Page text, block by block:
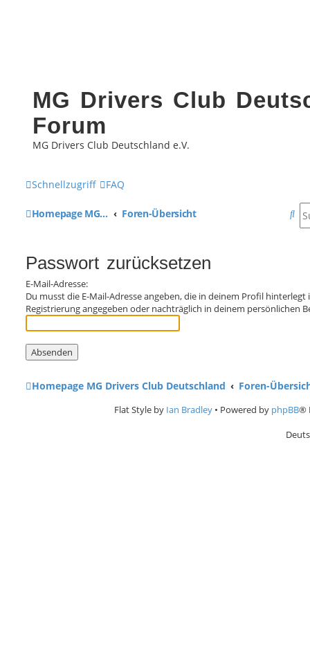
MG Drivers Club
Forum
MG Drivers Club Deutschland e.V.
Schnellzugriff FAQ
Homepage MG Drivers Club Deutschland Foren-Übersicht
S
e
Passwort zurücksetzen
E-Mail-Adresse:
Du musst die E-Mail-Adresse angeben, die in deinem Profil hinterlegt
Registrierung angegeben oder nachträglich in deinem persönlichen
Homepage MG Drivers Club Deutschland Foren-
Flat Style by Ian Bradley • Powered by phpBB®